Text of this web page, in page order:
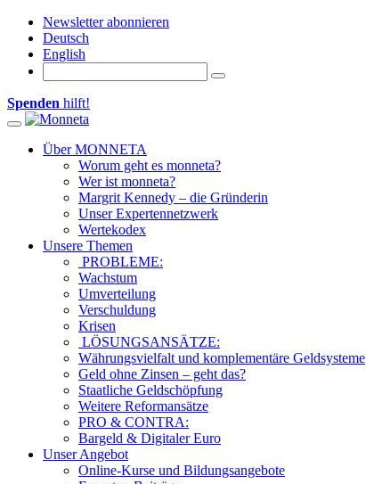
Newsletter abonnieren
Deutsch
English
Spenden hilft!
Toggle navigation
Über MONNETA
Worum geht es monneta?
Wer ist monneta?
Margrit Kennedy – die Gründerin
Unser Expertennetzwerk
Wertekodex
Unsere Themen
PROBLEME:
Wachstum
Umverteilung
Verschuldung
Krisen
LÖSUNGSANSÄTZE:
Währungsvielfalt und komplementäre Geldsysteme
Geld ohne Zinsen – geht das?
Staatliche Geldschöpfung
Weitere Reformansätze
PRO & CONTRA:
Bargeld & Digitaler Euro
Unser Angebot
Online-Kurse und Bildungsangebote